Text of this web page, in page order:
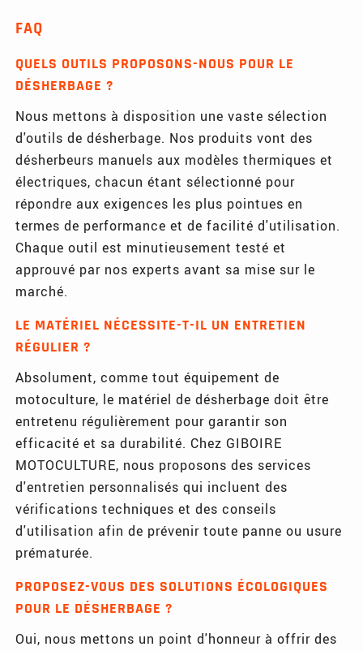
FAQ
QUELS OUTILS PROPOSONS-NOUS POUR LE
DÉSHERBAGE ?
Nous mettons à disposition une vaste sélection
d'outils de désherbage. Nos produits vont des
désherbeurs manuels aux modèles thermiques et
électriques, chacun étant sélectionné pour
répondre aux exigences les plus pointues en
termes de performance et de facilité d'utilisation.
Chaque outil est minutieusement testé et
approuvé par nos experts avant sa mise sur le
marché.
LE MATÉRIEL NÉCESSITE-T-IL UN ENTRETIEN
RÉGULIER ?
Absolument, comme tout équipement de
motoculture, le matériel de désherbage doit être
entretenu régulièrement pour garantir son
efficacité et sa durabilité. Chez GIBOIRE
MOTOCULTURE, nous proposons des services
d'entretien personnalisés qui incluent des
vérifications techniques et des conseils
d'utilisation afin de prévenir toute panne ou usure
prématurée.
PROPOSEZ-VOUS DES SOLUTIONS ÉCOLOGIQUES
POUR LE DÉSHERBAGE ?
Oui, nous mettons un point d'honneur à offrir des